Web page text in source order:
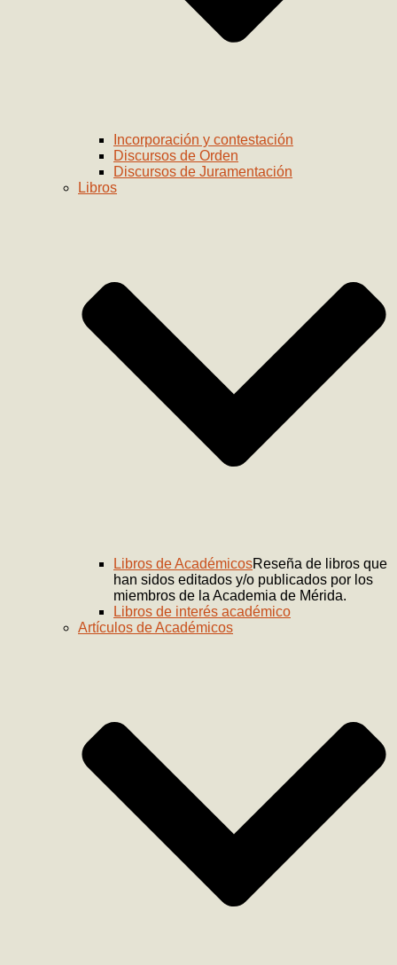
Incorporación y contestación
Discursos de Orden
Discursos de Juramentación
Libros
Libros de AcadémicosReseña de libros que
han sidos editados y/o publicados por los
miembros de la Academia de Mérida.
Libros de interés académico
Artículos de Académicos